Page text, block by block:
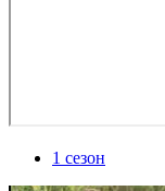
1 сезон